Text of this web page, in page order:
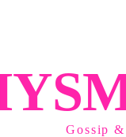
Gossip